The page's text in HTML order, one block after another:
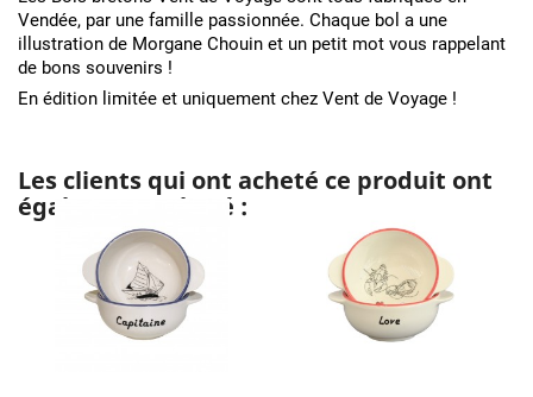
Vendée, par une famille passionnée. Chaque bol a une
illustration de Morgane Chouin et un petit mot vous rappelant
de bons souvenirs !
En édition limitée et uniquement chez Vent de Voyage !
Les clients qui ont acheté ce produit ont
également acheté :